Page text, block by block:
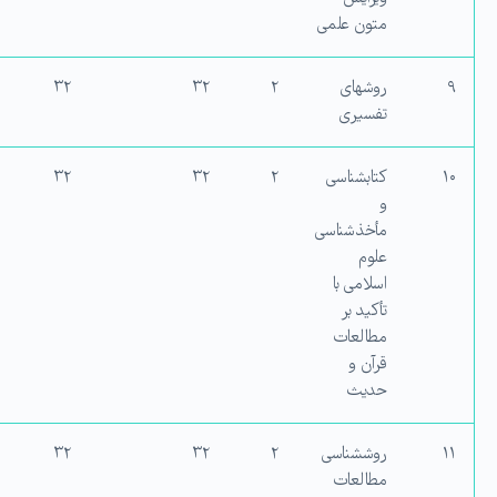
متون علمی
۹
روش‏های
تفسیری
۲ ۳۲ ۳۲
۱۰
کتابشناسی
و
مأخذشناسی
علوم
اسلامی با
تأکید بر
مطالعات
قرآن و
حدیث
۲ ۳۲ ۳۲
۱۱
روش‏شناسی
مطالعات
۲ ۳۲ ۳۲